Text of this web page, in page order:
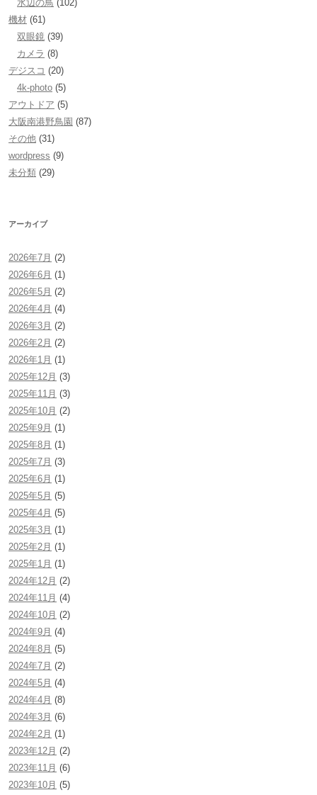
水辺の鳥 (102)
機材 (61)
双眼鏡 (39)
カメラ (8)
デジスコ (20)
4k-photo (5)
アウトドア (5)
大阪南港野鳥園 (87)
その他 (31)
wordpress (9)
未分類 (29)
アーカイブ
2026年7月 (2)
2026年6月 (1)
2026年5月 (2)
2026年4月 (4)
2026年3月 (2)
2026年2月 (2)
2026年1月 (1)
2025年12月 (3)
2025年11月 (3)
2025年10月 (2)
2025年9月 (1)
2025年8月 (1)
2025年7月 (3)
2025年6月 (1)
2025年5月 (5)
2025年4月 (5)
2025年3月 (1)
2025年2月 (1)
2025年1月 (1)
2024年12月 (2)
2024年11月 (4)
2024年10月 (2)
2024年9月 (4)
2024年8月 (5)
2024年7月 (2)
2024年5月 (4)
2024年4月 (8)
2024年3月 (6)
2024年2月 (1)
2023年12月 (2)
2023年11月 (6)
2023年10月 (5)